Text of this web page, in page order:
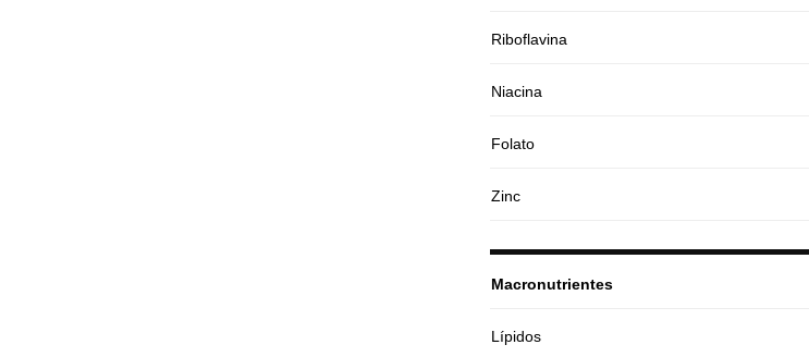
Riboflavina
Niacina
Folato
Zinc
Macronutrientes
Lípidos